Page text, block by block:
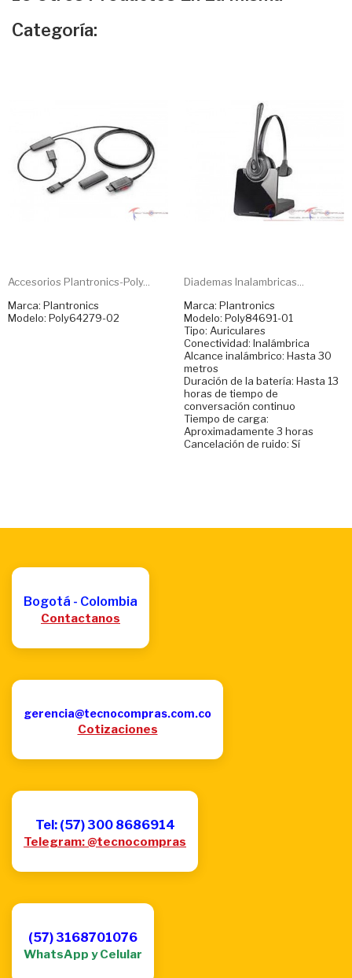
Categoría:
Accesorios Plantronics-Poly...
Marca: Plantronics
Modelo: Poly64279-02
Diademas Inalambricas...
Marca: Plantronics
Modelo: Poly84691-01
Tipo: Auriculares
Conectividad: Inalámbrica
Alcance inalámbrico: Hasta 30
metros
Duración de la batería: Hasta 13
horas de tiempo de
conversación continuo
Tiempo de carga:
Aproximadamente 3 horas
Cancelación de ruido: Sí
Bogotá - Colombia
Contactanos
gerencia@tecnocompras.com.co
Cotizaciones
Tel: (57) 300 8686914
Telegram: @tecnocompras
(57) 3168701076
WhatsApp y Celular